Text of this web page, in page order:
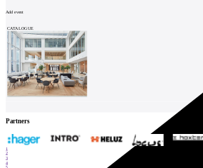
Add event
CATALOGUE
Partners
1
2
3
4